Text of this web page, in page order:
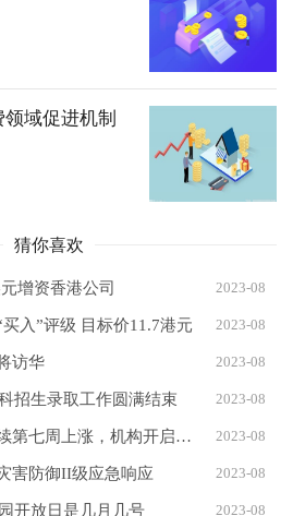
域促进机制
猜你喜欢
增资香港公司 2023-08
入”评级 目标价11.7港元 2023-08
访华 2023-08
招生录取工作圆满结束 2023-08
原油交易提醒：油价连续第七周上涨，机构开启美联储降息押注，油价或测试85美元/桶？ 2023-08
害防御II级应急响应 2023-08
开放日是几月几号 2023-08